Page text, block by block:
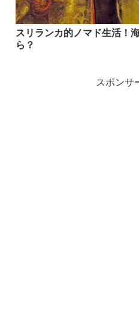
スリランカ的ノマド生活！
ら？
スポンサ